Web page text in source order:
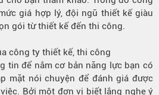
giá hợp lý, đội ngũ thiết kế giàu
gói từ thiết kế đến thi công.
công ty thiết kế, thi công
tin để nắm cơ bản năng lực bạn có
mặt nói chuyện để đánh giá được
Bởi một đơn vị biết lắng nghe ý